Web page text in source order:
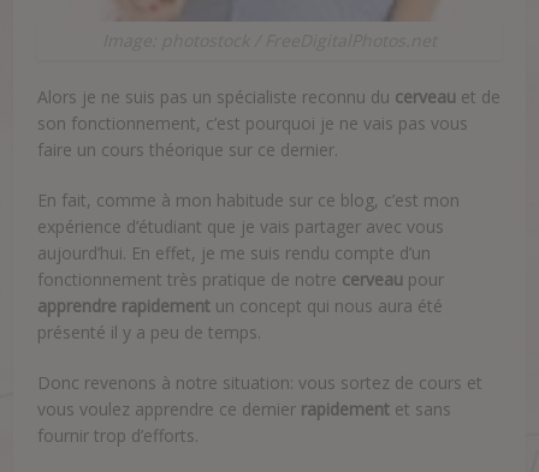
Alors je ne suis pas un spécialiste reconnu du cerveau et de
son fonctionnement, c’est pourquoi je ne vais pas vous
faire un cours théorique sur ce dernier.
En fait, comme à mon habitude sur ce blog, c’est mon
expérience d’étudiant que je vais partager avec vous
aujourd’hui. En effet, je me suis rendu compte d’un
fonctionnement très pratique de notre cerveau pour
apprendre rapidement un concept qui nous aura été
présenté il y a peu de temps.
Donc revenons à notre situation: vous sortez de cours et
vous voulez apprendre ce dernier rapidement et sans
fournir trop d’efforts.